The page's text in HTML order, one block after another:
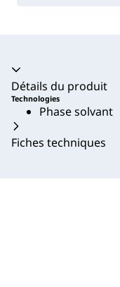
Accordéon fermé
Détails du produit
Technologies
Phase solvant
Fiches techniques